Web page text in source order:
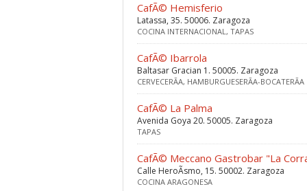
CafÃ© Hemisferio
Latassa, 35. 50006. Zaragoza
COCINA INTERNACIONAL, TAPAS
CafÃ© Ibarrola
Baltasar Gracian 1. 50005. Zaragoza
CERVECERÃ­A, HAMBURGUESERÃ­A-BOCATERÃ­A
CafÃ© La Palma
Avenida Goya 20. 50005. Zaragoza
TAPAS
CafÃ© Meccano Gastrobar "La
Calle HeroÃ­smo, 15. 50002. Zaragoza
COCINA ARAGONESA